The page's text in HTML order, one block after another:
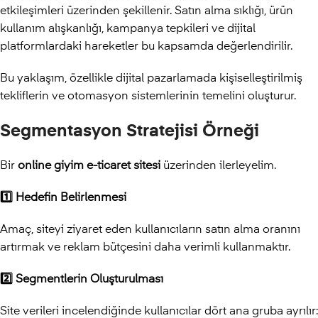
etkileşimleri üzerinden şekillenir. Satın alma sıklığı, ürün
kullanım alışkanlığı, kampanya tepkileri ve dijital
platformlardaki hareketler bu kapsamda değerlendirilir.
Bu yaklaşım, özellikle dijital pazarlamada kişiselleştirilmiş
tekliflerin ve otomasyon sistemlerinin temelini oluşturur.
Segmentasyon Stratejisi Örneği
Bir online giyim e-ticaret sitesi üzerinden ilerleyelim.
1️ ⃣ Hedefin Belirlenmesi
Amaç, siteyi ziyaret eden kullanıcıların satın alma oranını
artırmak ve reklam bütçesini daha verimli kullanmaktır.
2️ ⃣ Segmentlerin Oluşturulması
Site verileri incelendiğinde kullanıcılar dört ana gruba ayrılır: